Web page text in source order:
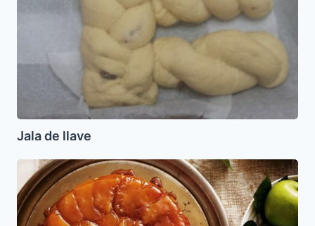
Jala de llave
Tarta
Tatin
de
Manzana